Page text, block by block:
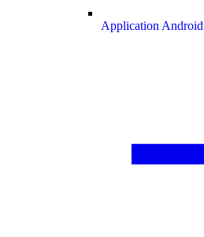
Application Android